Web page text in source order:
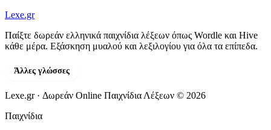
Lexe.gr
Παίξτε δωρεάν ελληνικά παιχνίδια λέξεων όπως Wordle και Hive
κάθε μέρα. Εξάσκηση μυαλού και λεξιλογίου για όλα τα επίπεδα.
Άλλες γλώσσες
Lexe.gr · Δωρεάν Online Παιχνίδια Λέξεων © 2026
Παιχνίδια